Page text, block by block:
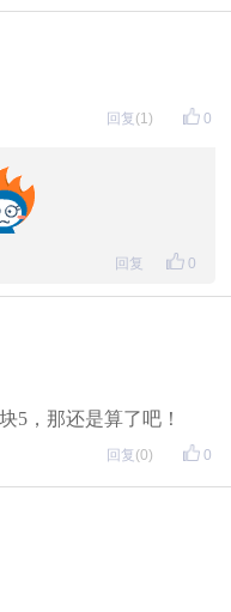
0
回复 (1)
0
回复
5，那还是算了吧！
0
回复 (0)